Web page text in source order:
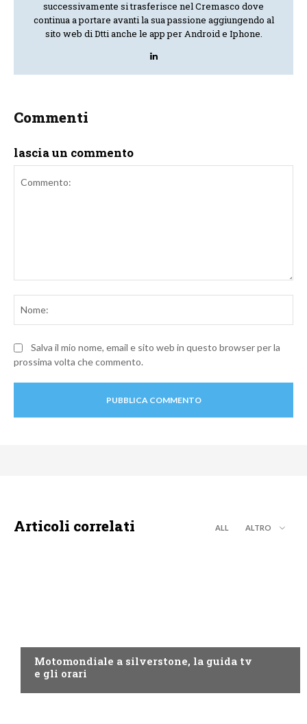
successivamente si trasferisce nel Cremasco dove
continua a portare avanti la sua passione aggiungendo al
sito web di Dtti anche le app per Android e Iphone.
Commenti
lascia un commento
Salva il mio nome, email e sito web in questo browser per la
prossima volta che commento.
Articoli correlati ALL ALTRO
Motomondiale a silverstone, la guida tv
e gli orari